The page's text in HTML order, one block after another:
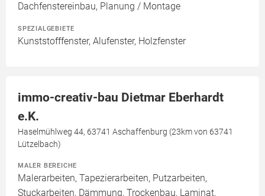
Dachfenstereinbau, Planung / Montage
SPEZIALGEBIETE
Kunststofffenster, Alufenster, Holzfenster
immo-creativ-bau Dietmar Eberhardt
e.K.
Haselmühlweg 44, 63741 Aschaffenburg (23km von 63741
Lützelbach)
MALER BEREICHE
Malerarbeiten, Tapezierarbeiten, Putzarbeiten,
Stuckarbeiten, Dämmung, Trockenbau, Laminat,